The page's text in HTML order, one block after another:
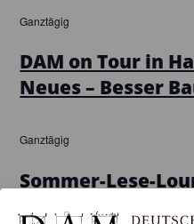
Ganztägig
DAM on Tour in
Neues – Besser
Ganztägig
Sommer-Lese-